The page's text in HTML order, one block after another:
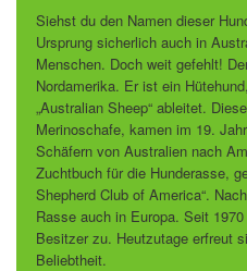
Siehst du den Namen dieser
Ursprung sicherlich auch in
Menschen. Doch weit gefehlt!
Nordamerika. Er ist ein
„Australian Sheep“ ableitet.
Merinoschafe, kamen im 19.
Schäfern von Australien nach
Zuchtbuch für die Hunderasse,
Shepherd Club of America“.
Rasse auch in Europa. Seit
Besitzer zu. Heutzutage erfreut
Beliebtheit.